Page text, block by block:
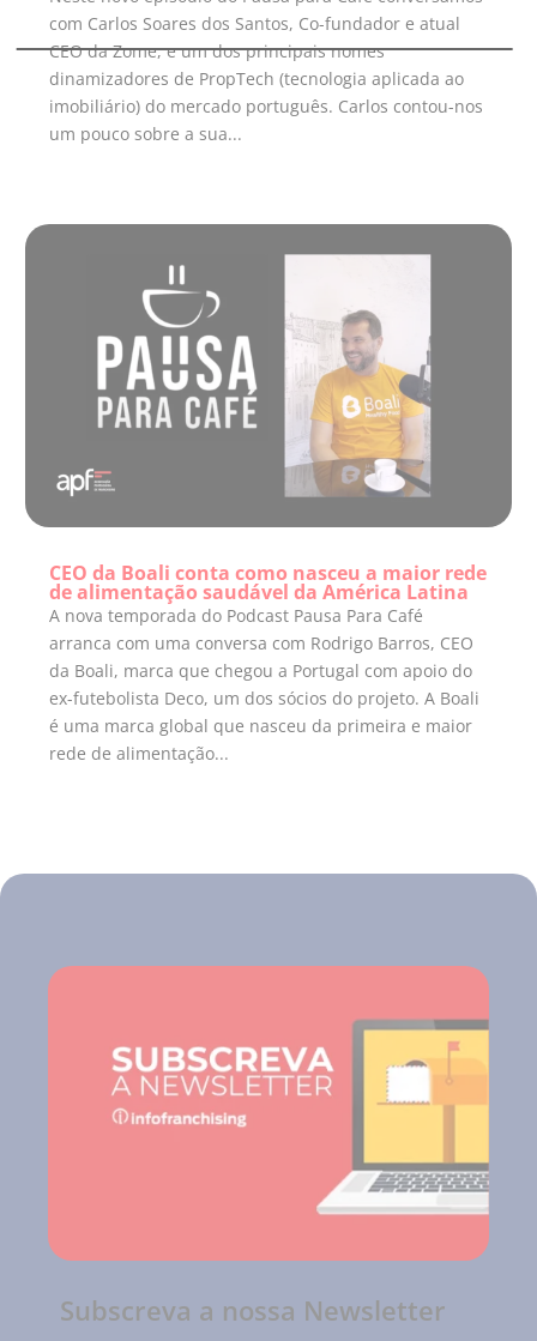
com Carlos Soares dos Santos, Co-fundador e atual
CEO da Zome, e um dos principais nomes
dinamizadores de PropTech (tecnologia aplicada ao
imobiliário) do mercado português. Carlos contou-nos
um pouco sobre a sua...
CEO da Boali conta como nasceu a maior rede
de alimentação saudável da América Latina
A nova temporada do Podcast Pausa Para Café
arranca com uma conversa com Rodrigo Barros, CEO
da Boali, marca que chegou a Portugal com apoio do
ex-futebolista Deco, um dos sócios do projeto. A Boali
é uma marca global que nasceu da primeira e maior
rede de alimentação...
Subscreva a nossa Newsletter